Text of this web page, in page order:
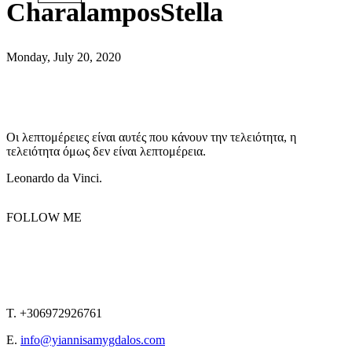
CharalamposStella
Monday, July 20, 2020
Οι λεπτομέρειες είναι αυτές που κάνουν την τελειότητα, η
τελειότητα όμως δεν είναι λεπτομέρεια.
Leonardo da Vinci.
FOLLOW ME
T. +306972926761
E. info@yiannisamygdalos.com